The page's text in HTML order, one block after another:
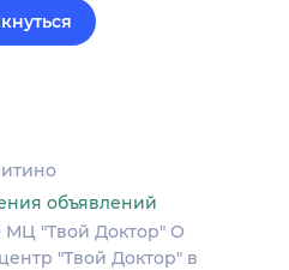
объявлений
"Твой Доктор" О
"Твой Доктор" в